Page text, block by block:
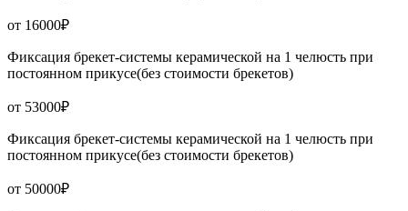
от 16000₽
Фиксация брекет-системы керамической на 1 челюсть при
постоянном прикусе(без стоимости брекетов)
от 53000₽
Фиксация брекет-системы керамической на 1 челюсть при
постоянном прикусе(без стоимости брекетов)
от 50000₽